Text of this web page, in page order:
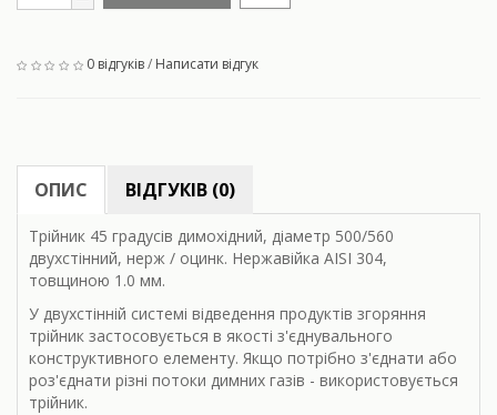
0 відгуків/ Написати відгук
ОПИС ВІДГУКІВ (0)
Трійник 45 градусів димохідний, діаметр 500/560
двухстінний, нерж / оцинк. Нержавійка AISI 304,
товщиною 1.0 мм.
У двухстінній системі відведення продуктів згоряння
трійник застосовується в якості з'єднувального
конструктивного елементу. Якщо потрібно з'єднати або
роз'єднати різні потоки димних газів - використовується
трійник.